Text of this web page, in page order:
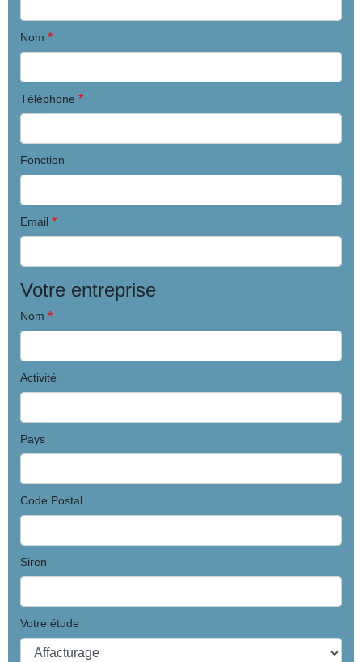
Nom *
Téléphone *
Fonction
Email *
Votre entreprise
Nom *
Activité
Pays
Code Postal
Siren
Votre étude